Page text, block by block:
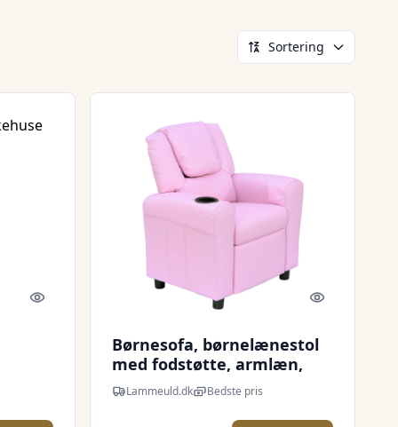
Sortering
Quick look Quick look
Børnesofa, børnelænestol
med fodstøtte, armlæn,
kopholdere, justerbar
ryglæn, chaiselong,
børnesofa, lænestol,
Lammeuld.dk Bedste pris